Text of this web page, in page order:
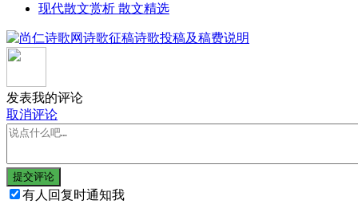
现代散文赏析 散文精选
发表我的评论
取消评论
提交评论
有人回复时通知我